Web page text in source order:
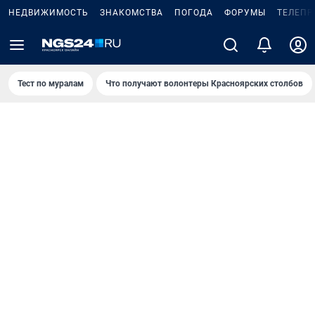
НЕДВИЖИМОСТЬ ЗНАКОМСТВА ПОГОДА ФОРУМЫ
Тест по мурaлaм Что получают волонтеры Красноярских столбов